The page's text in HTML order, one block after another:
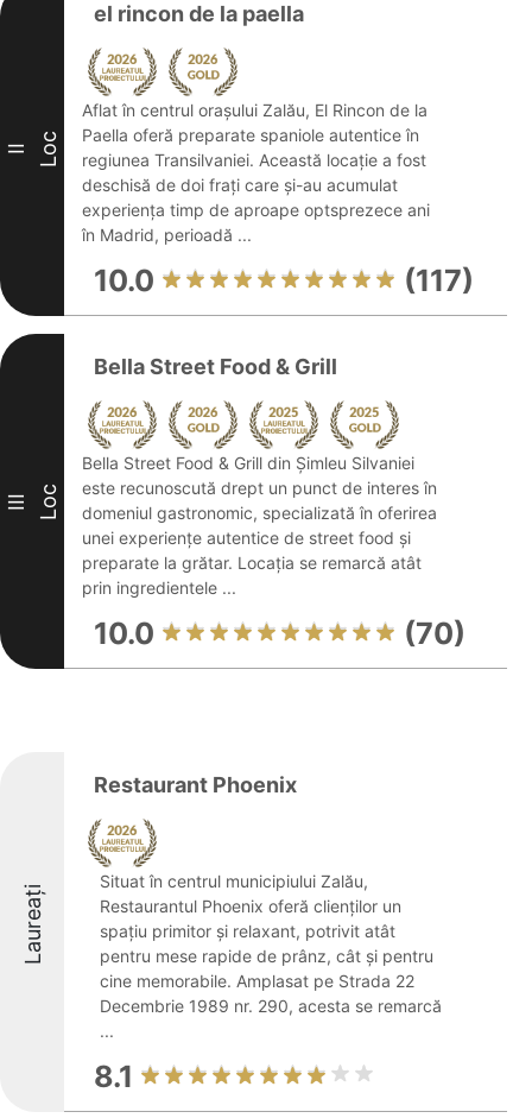
II Loc
el rincon de la paella
Aflat în centrul orașului Zalău, El Rincon de la
Paella oferă preparate spaniole autentice în
regiunea Transilvaniei. Această locație a fost
deschisă de doi frați care și-au acumulat
experiența timp de aproape optsprezece ani
în Madrid, perioadă ...
10.0 (117)
III Loc
Bella Street Food & Grill
Bella Street Food & Grill din Șimleu Silvaniei
este recunoscută drept un punct de interes în
domeniul gastronomic, specializată în oferirea
unei experiențe autentice de street food și
preparate la grătar. Locația se remarcă atât
prin ingredientele ...
10.0 (70)
Laureați
Restaurant Phoenix
Situat în centrul municipiului Zalău,
Restaurantul Phoenix oferă clienților un
spațiu primitor și relaxant, potrivit atât
pentru mese rapide de prânz, cât și pentru
cine memorabile. Amplasat pe Strada 22
Decembrie 1989 nr. 290, acesta se remarcă
...
8.1